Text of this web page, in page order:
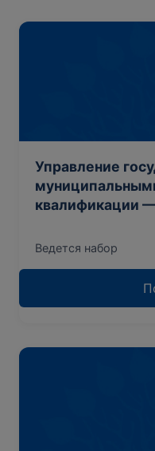
Управление
квалификации
Ведется набор